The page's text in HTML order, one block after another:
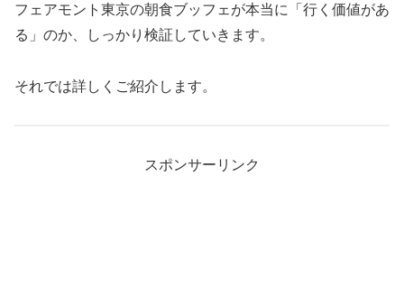
フェアモント東京の朝食ブッフェが本当に「行く価値があ
る」のか、しっかり検証していきます。
それでは詳しくご紹介します。
スポンサーリンク